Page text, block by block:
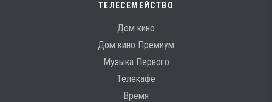
ТЕЛЕСЕМЕЙСТВО
Дом кино
Дом кино Премиум
Музыка Первого
Телекафе
Время